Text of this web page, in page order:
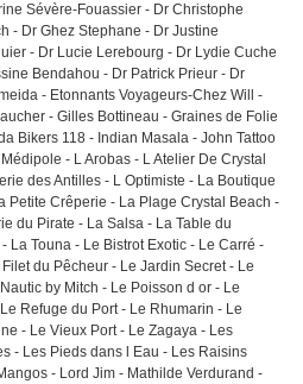
Sévère-Fouassier - Dr Christophe
- Dr Ghez Stephane - Dr Justine
- Dr Lucie Lerebourg - Dr Lydie Cuche
Bendahou - Dr Patrick Prieur - Dr
- Etonnants Voyageurs-Chez Will
-
- Gilles Bottineau - Graines de Folie
Bikers 118 - Indian Masala - John Tattoo
- L Arobas - L Atelier De Crystal
des Antilles - L Optimiste - La Boutique
Petite Crêperie - La Plage Crystal Beach -
du Pirate - La Salsa - La Table du
- La Touna - Le Bistrot Exotic - Le Carré -
Filet du Pêcheur - Le Jardin Secret- Le
by Mitch - Le Poisson d or - Le
Le Refuge du Port- Le Rhumarin - Le
- Le Vieux Port- Le Zagaya - Les
- Les Pieds dans l Eau - Les Raisins
- Lord Jim - Mathilde Verdurand -